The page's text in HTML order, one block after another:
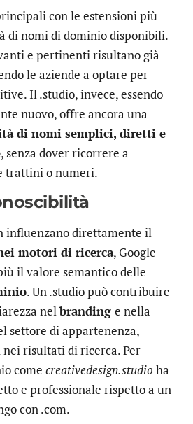
con le estensioni più
di nomi di dominio disponibili.
e pertinenti risultano già
le aziende a optare per
Il .studio, invece, essendo
nuovo, offre ancora una
di nomi semplici, diretti e
, senza dover ricorrere a
trattini o numeri.
influenzano direttamente il
motori di ricerca, Google
il valore semantico delle
. Un .studio può contribuire
nelbranding e nella
settore di appartenenza,
risultati di ricerca. Per
come creativedesign.studio ha
e professionale rispetto a un
con .com.